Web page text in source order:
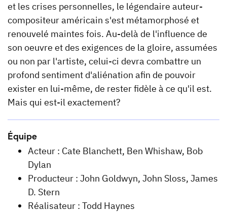
et les crises personnelles, le légendaire auteur-
compositeur américain s'est métamorphosé et
renouvelé maintes fois. Au-delà de l'influence de
son oeuvre et des exigences de la gloire, assumées
ou non par l'artiste, celui-ci devra combattre un
profond sentiment d'aliénation afin de pouvoir
exister en lui-même, de rester fidèle à ce qu'il est.
Mais qui est-il exactement?
Équipe
Acteur : Cate Blanchett, Ben Whishaw, Bob
Dylan
Producteur : John Goldwyn, John Sloss, James
D. Stern
Réalisateur : Todd Haynes